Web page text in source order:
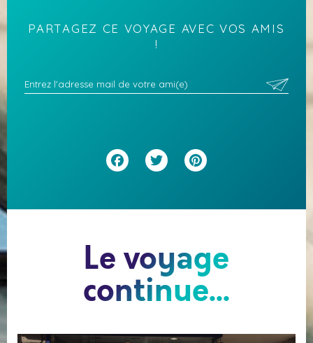
PARTAGEZ CE VOYAGE AVEC VOS AMIS
!
Facebook
Twitter
Le voyage
continue...